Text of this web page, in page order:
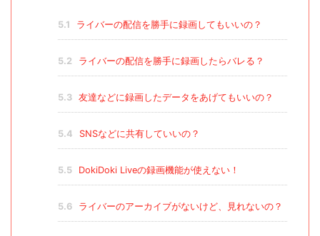
5.1 ライバーの配信を勝手に録画してもいいの？
5.2 ライバーの配信を勝手に録画したらバレる？
5.3 友達などに録画したデータをあげてもいいの？
5.4 SNSなどに共有していいの？
5.5 DokiDoki Liveの録画機能が使えない！
5.6 ライバーのアーカイブがないけど、見れないの？